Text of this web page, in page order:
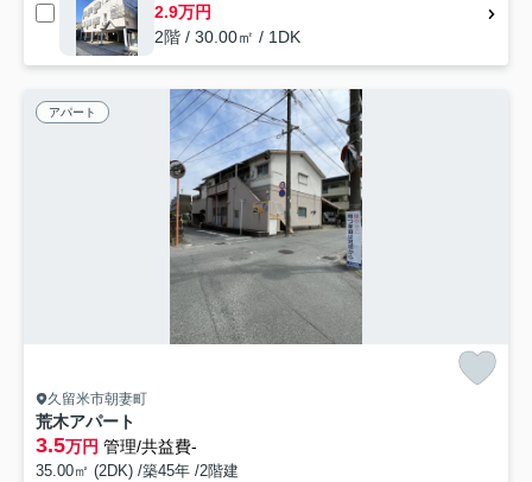
2.9万円
2階 / 30.00㎡ / 1DK
アパート
久留米市朝妻町
荒木アパート
3.5万円 管理/共益費-
35.00㎡ (2DK) /築45年 /2階建